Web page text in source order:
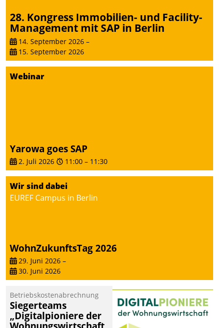
28. Kongress Immobilien- und Facility-
Management mit SAP in Berlin
14. September 2026 –
15. September 2026
Webinar
Yarowa goes SAP
2. Juli 2026 11:00 – 11:30
Wir sind dabei
EUREF Campus in Berlin
WohnZukunftsTag 2026
29. Juni 2026 –
30. Juni 2026
Betriebskostenabrechnung
Siegerteams
„Digitalpioniere der